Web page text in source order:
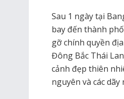
Sau 1 ngày tại
bay đến thành
gỡ chính quyền
Đông Bắc Thái
cảnh đẹp thiên
nguyên và các